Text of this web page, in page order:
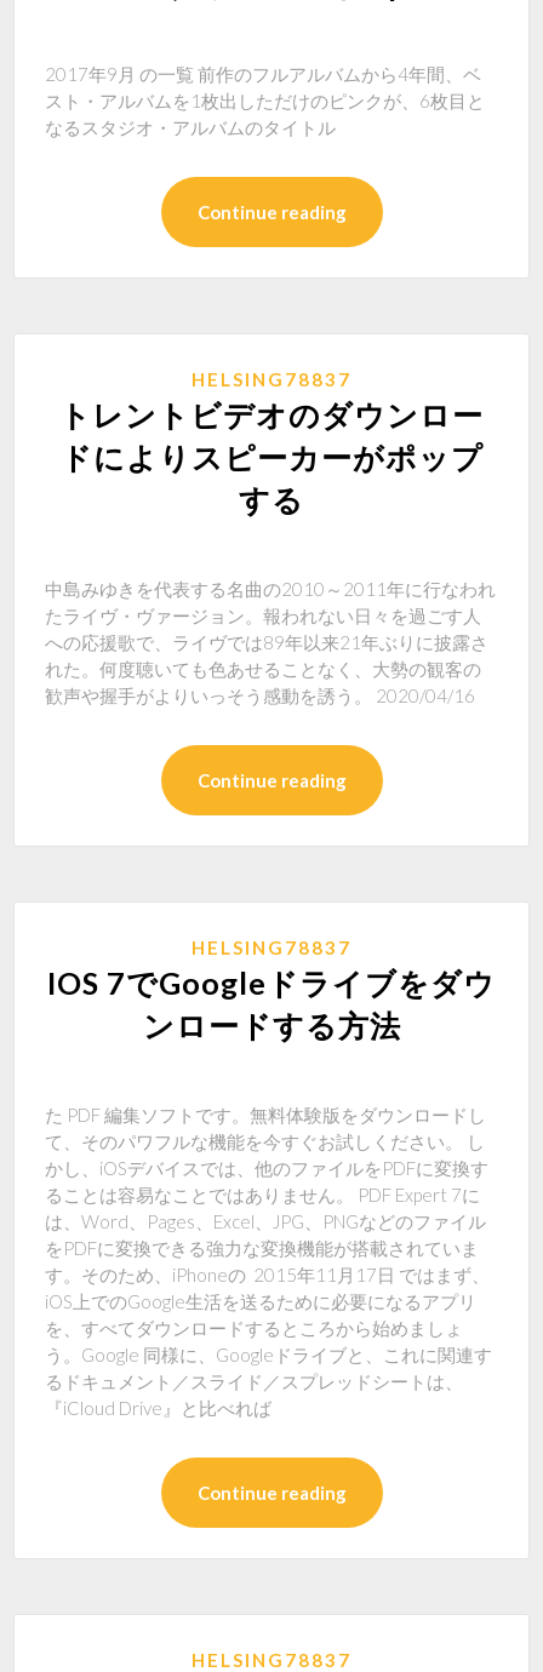
2017年9月 の一覧 前作のフルアルバムから4年間、ベ
スト・アルバムを1枚出しただけのピンクが、6枚目と
なるスタジオ・アルバムのタイトル
Continue reading
HELSING78837
トレントビデオのダウンロー
ドによりスピーカーがポップ
する
中島みゆきを代表する名曲の2010～2011年に行なわれ
たライヴ・ヴァージョン。報われない日々を過ごす人
への応援歌で、ライヴでは89年以来21年ぶりに披露さ
れた。何度聴いても色あせることなく、大勢の観客の
歓声や握手がよりいっそう感動を誘う。 2020/04/16
Continue reading
HELSING78837
IOS 7でGoogleドライブをダウ
ンロードする方法
た PDF 編集ソフトです。無料体験版をダウンロードし
て、そのパワフルな機能を今すぐお試しください。 し
かし、iOSデバイスでは、他のファイルをPDFに変換す
ることは容易なことではありません。 PDF Expert 7に
は、Word、Pages、Excel、JPG、PNGなどのファイル
をPDFに変換できる強力な変換機能が搭載されていま
す。そのため、iPhoneの 2015年11月17日 ではまず、
iOS上でのGoogle生活を送るために必要になるアプリ
を、すべてダウンロードするところから始めましょ
う。Google 同様に、Googleドライブと、これに関連す
るドキュメント／スライド／スプレッドシートは、
『iCloud Drive』と比べれば
Continue reading
HELSING78837